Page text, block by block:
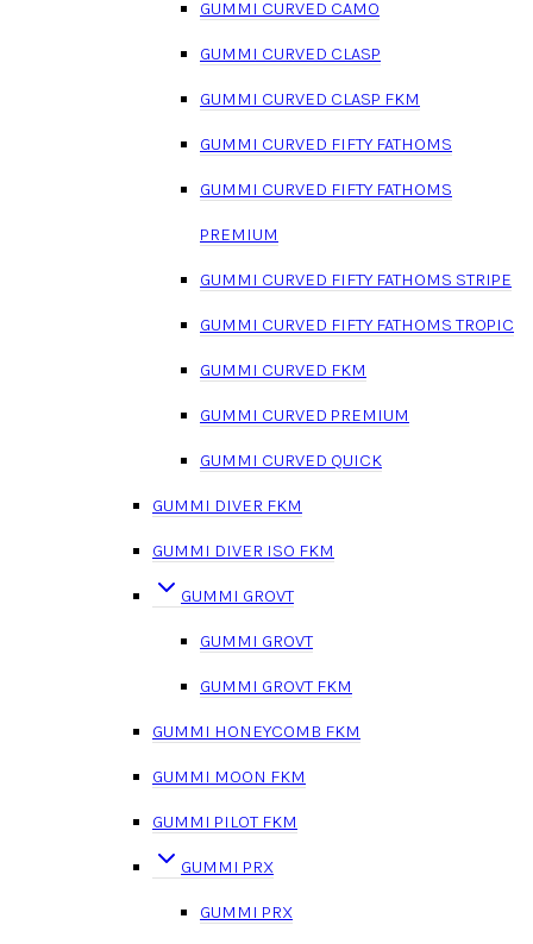
GUMMI CURVED CAMO
GUMMI CURVED CLASP
GUMMI CURVED CLASP FKM
GUMMI CURVED FIFTY FATHOMS
GUMMI CURVED FIFTY FATHOMS
PREMIUM
GUMMI CURVED FIFTY FATHOMS STRIPE
GUMMI CURVED FIFTY FATHOMS TROPIC
GUMMI CURVED FKM
GUMMI CURVED PREMIUM
GUMMI CURVED QUICK
GUMMI DIVER FKM
GUMMI DIVER ISO FKM
GUMMI GROVT
GUMMI GROVT
GUMMI GROVT FKM
GUMMI HONEYCOMB FKM
GUMMI MOON FKM
GUMMI PILOT FKM
GUMMI PRX
GUMMI PRX